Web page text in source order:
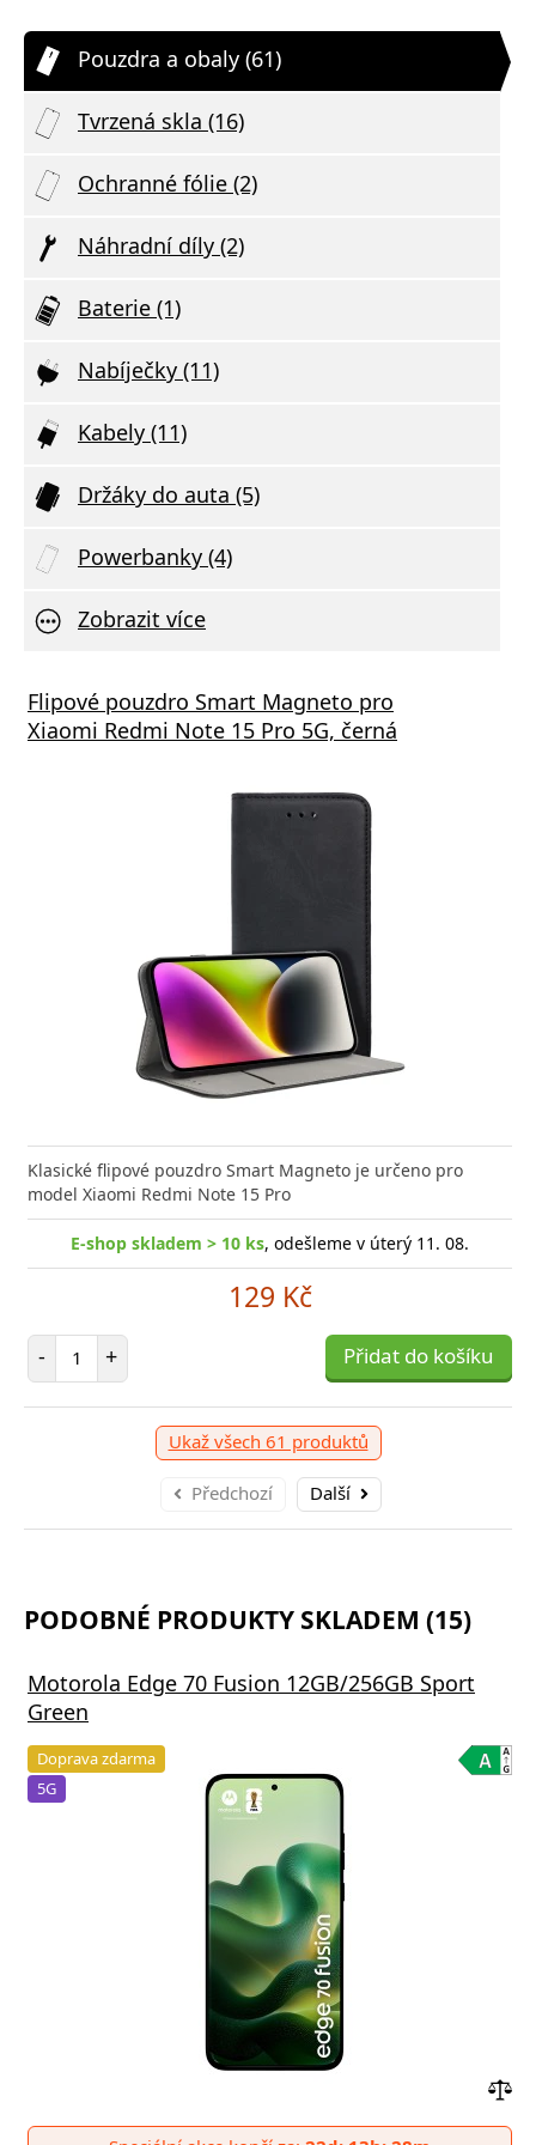
Pouzdra a obaly (61)
Tvrzená skla (16)
Ochranné fólie (2)
Náhradní díly (2)
Baterie (1)
Nabíječky (11)
Kabely (11)
Držáky do auta (5)
Powerbanky (4)
Zobrazit více
Flipové pouzdro Smart Magneto pro
Xiaomi Redmi Note 15 Pro 5G, černá
Klasické flipové pouzdro Smart Magneto je určeno pro
model Xiaomi Redmi Note 15 Pro
E-shop skladem > 10 ks, odešleme v úterý 11. 08.
129 Kč
- Počet položek
+ Přidat do košíku
Ukaž všech 61 produktů
Předchozí Další
PODOBNÉ PRODUKTY SKLADEM (15)
Motorola Edge 70 Fusion 12GB/256GB Sport
Green
Doprava zdarma
5G
do